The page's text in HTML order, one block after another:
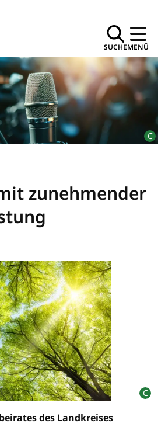
SUCHEMENÜ
zunehmender
des Landkreises